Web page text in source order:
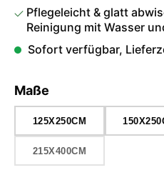
Pflegeleicht & glatt
Reinigung mit Wasser
Sofort verfügbar,
Maße
125X250CM
215X400CM(DIESE OPTION IST